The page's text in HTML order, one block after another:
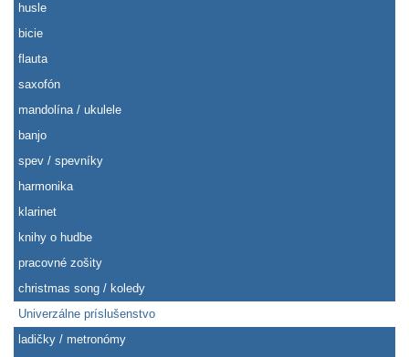
husle
bicie
flauta
saxofón
mandolína / ukulele
banjo
spev / spevníky
harmonika
klarinet
knihy o hudbe
pracovné zošity
christmas song / koledy
Univerzálne príslušenstvo
ladičky / metronómy